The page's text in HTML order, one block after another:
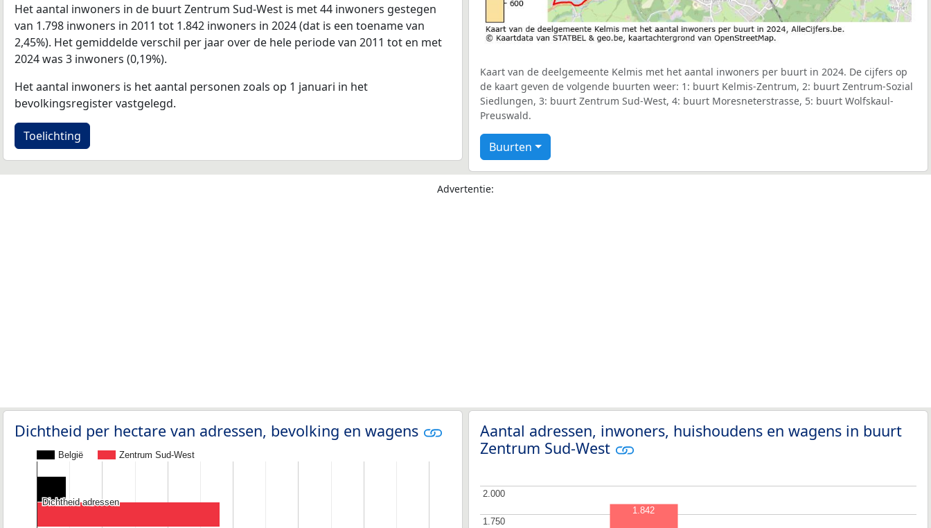
Het aantal inwoners in de buurt Zentrum Sud-West is met 44 inwoners gestegen
van 1.798 inwoners in 2011 tot 1.842 inwoners in 2024 (dat is een toename van
2,45%). Het gemiddelde verschil per jaar over de hele periode van 2011 tot en met
2024 was 3 inwoners (0,19%).
Het aantal inwoners is het aantal personen zoals op 1 januari in het
bevolkingsregister vastgelegd.
Toelichting
Kaart van de deelgemeente Kelmis met het aantal inwoners per buurt in 2024. De cijfers op
de kaart geven de volgende buurten weer: 1: buurt Kelmis-Zentrum, 2: buurt Zentrum-Sozial
Siedlungen, 3: buurt Zentrum Sud-West, 4: buurt Moresneterstrasse, 5: buurt Wolfskaul-
Preuswald.
Buurten
Advertentie:
Dichtheid per hectare van adressen, bevolking en wagens
België Zentrum Sud-West
Dichtheid adressen
Dichtheid adressen
Aantal adressen, inwoners, huishoudens en wagens in buurt
Zentrum Sud-West
1.750
1.750
2.000
2.000
1.842